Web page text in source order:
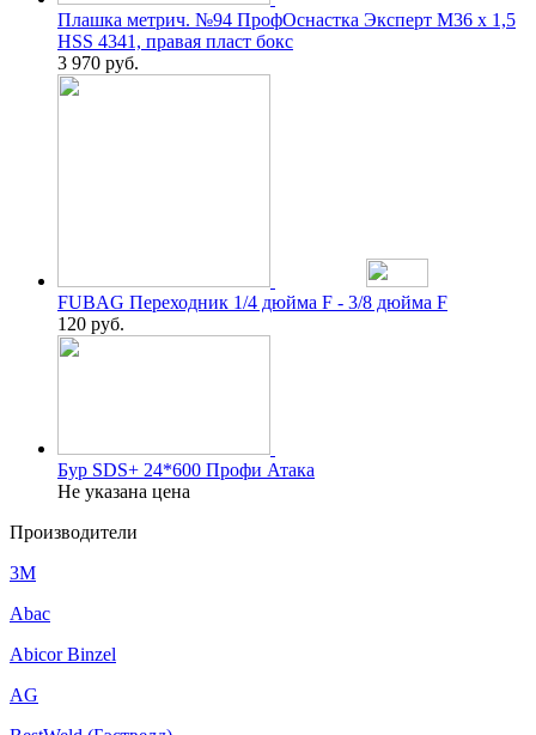
Плашка метрич. №94 ПрофОснастка Эксперт M36 x 1,5
HSS 4341, правая пласт бокс
3 970 руб.
FUBAG Переходник 1/4 дюйма F - 3/8 дюйма F
120 руб.
Бур SDS+ 24*600 Профи Атака
Не указана цена
Производители
3M
Abac
Abicor Binzel
AG